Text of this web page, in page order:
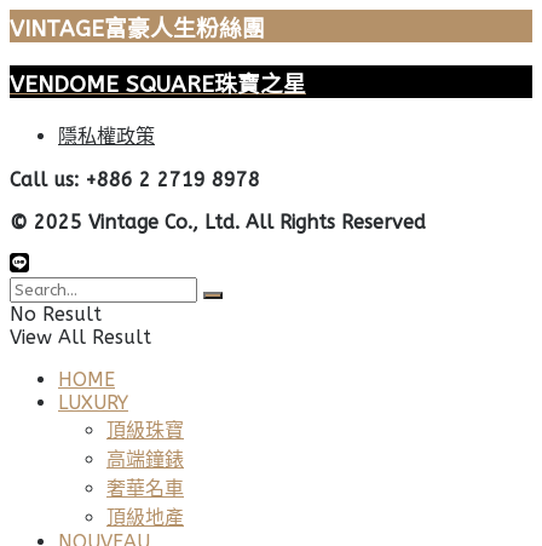
VINTAGE富豪人生粉絲團
VENDOME SQUARE珠寶之星
隱私權政策
Call us: +886 2 2719 8978
© 2025 Vintage Co., Ltd. All Rights Reserved
No Result
View All Result
HOME
LUXURY
頂級珠寶
高端鐘錶
奢華名車
頂級地產